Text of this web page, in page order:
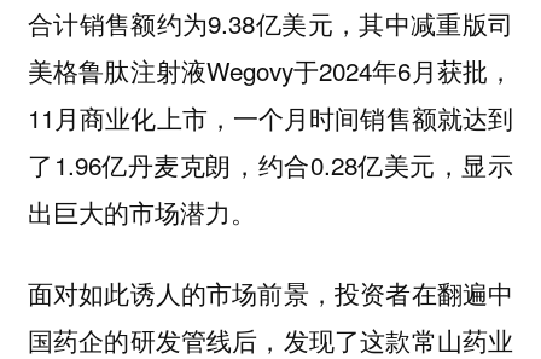
合计销售额约为9.38亿美元，其中减重版司
美格鲁肽注射液Wegovy于2024年6月获批，
11月商业化上市，一个月时间销售额就达到
了1.96亿丹麦克朗，约合0.28亿美元，显示
出巨大的市场潜力。
面对如此诱人的市场前景，投资者在翻遍中
国药企的研发管线后，发现了这款常山药业